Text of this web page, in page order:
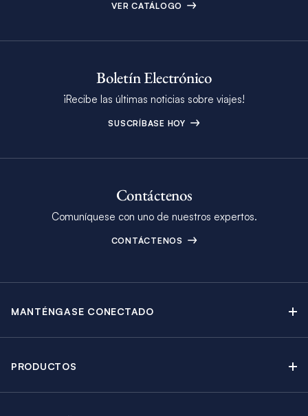
VER CATÁLOGO
Boletín Electrónico
¡Recibe las últimas noticias sobre viajes!
SUSCRÍBASE HOY
Contáctenos
Comuníquese con uno de nuestros expertos.
CONTÁCTENOS
MANTÉNGASE CONECTADO
PRODUCTOS